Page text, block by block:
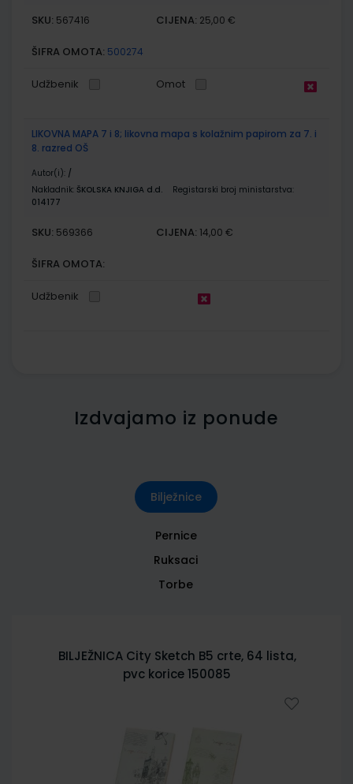
SKU: 567416 CIJENA: 25,00 €
ŠIFRA OMOTA: 500274
Udžbenik Omot
LIKOVNA MAPA 7 i 8; likovna mapa s kolažnim papirom za 7. i
8. razred OŠ
Autor(i): /
Nakladnik: ŠKOLSKA KNJIGA d.d.
Registarski broj ministarstva:
014177
SKU: 569366 CIJENA: 14,00 €
ŠIFRA OMOTA:
Udžbenik
Izdvajamo iz ponude
Bilježnice
Pernice
Ruksaci
Torbe
BILJEŽNICA City Sketch B5 crte, 64 lista,
pvc korice 150085